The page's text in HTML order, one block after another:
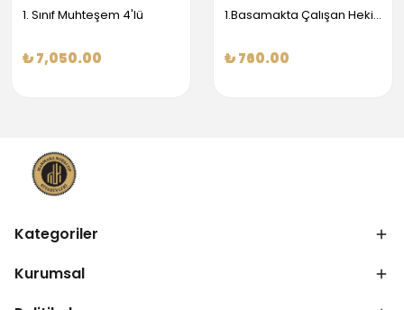
1. Sınıf Muhteşem 4'lü
₺ 7,050.00
1.Basamakta Çalışan Hekimler İçin Temel Obstetrik Ve Jinekoloji Bilgisi
₺ 760.00
Kategoriler
Kurumsal